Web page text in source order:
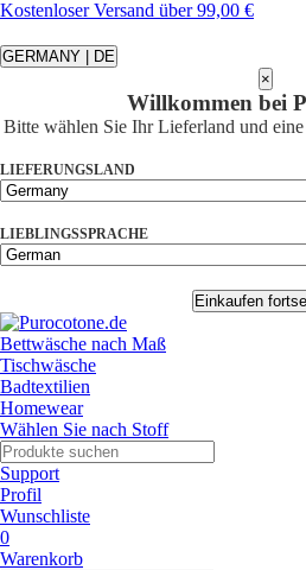
Kostenloser Versand über 99,00 €
GERMANY | DE
×
Willkommen bei
Bitte wählen Sie Ihr Lieferland und
LIEFERUNGSLAND
LIEBLINGSSPRACHE
Einkaufen
Bettwäsche nach Maß
Tischwäsche
Badtextilien
Homewear
Wählen Sie nach Stoff
Support
Profil
Wunschliste
0
Warenkorb